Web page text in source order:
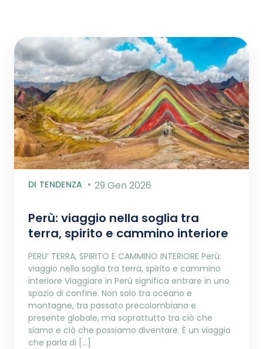
DI TENDENZA 29 Gen 2026
Perù: viaggio nella soglia tra
terra, spirito e cammino interiore
PERU’ TERRA, SPIRITO E CAMMINO INTERIORE Perù:
viaggio nella soglia tra terra, spirito e cammino
interiore Viaggiare in Perù significa entrare in uno
spazio di confine. Non solo tra oceano e
montagne, tra passato precolombiano e
presente globale, ma soprattutto tra ciò che
siamo e ciò che possiamo diventare. È un viaggio
che parla di […]